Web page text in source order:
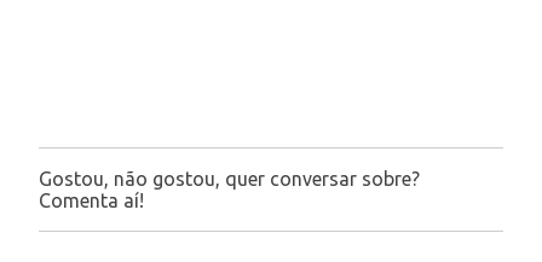
P
o
s
Gostou, não gostou, quer conversar sobre?
Comenta aí!